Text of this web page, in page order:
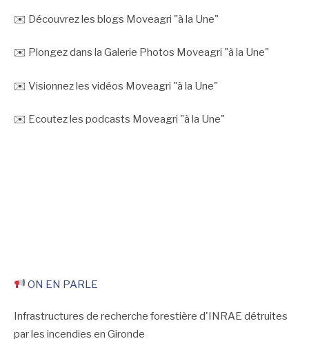
✉️ Découvrez les blogs Moveagri "à la Une"
✉️ Plongez dans la Galerie Photos Moveagri "à la Une"
✉️ Visionnez les vidéos Moveagri "à la Une"
✉️ Ecoutez les podcasts Moveagri "à la Une"
ON EN PARLE
Infrastructures de recherche forestière d'INRAE détruites
par les incendies en Gironde